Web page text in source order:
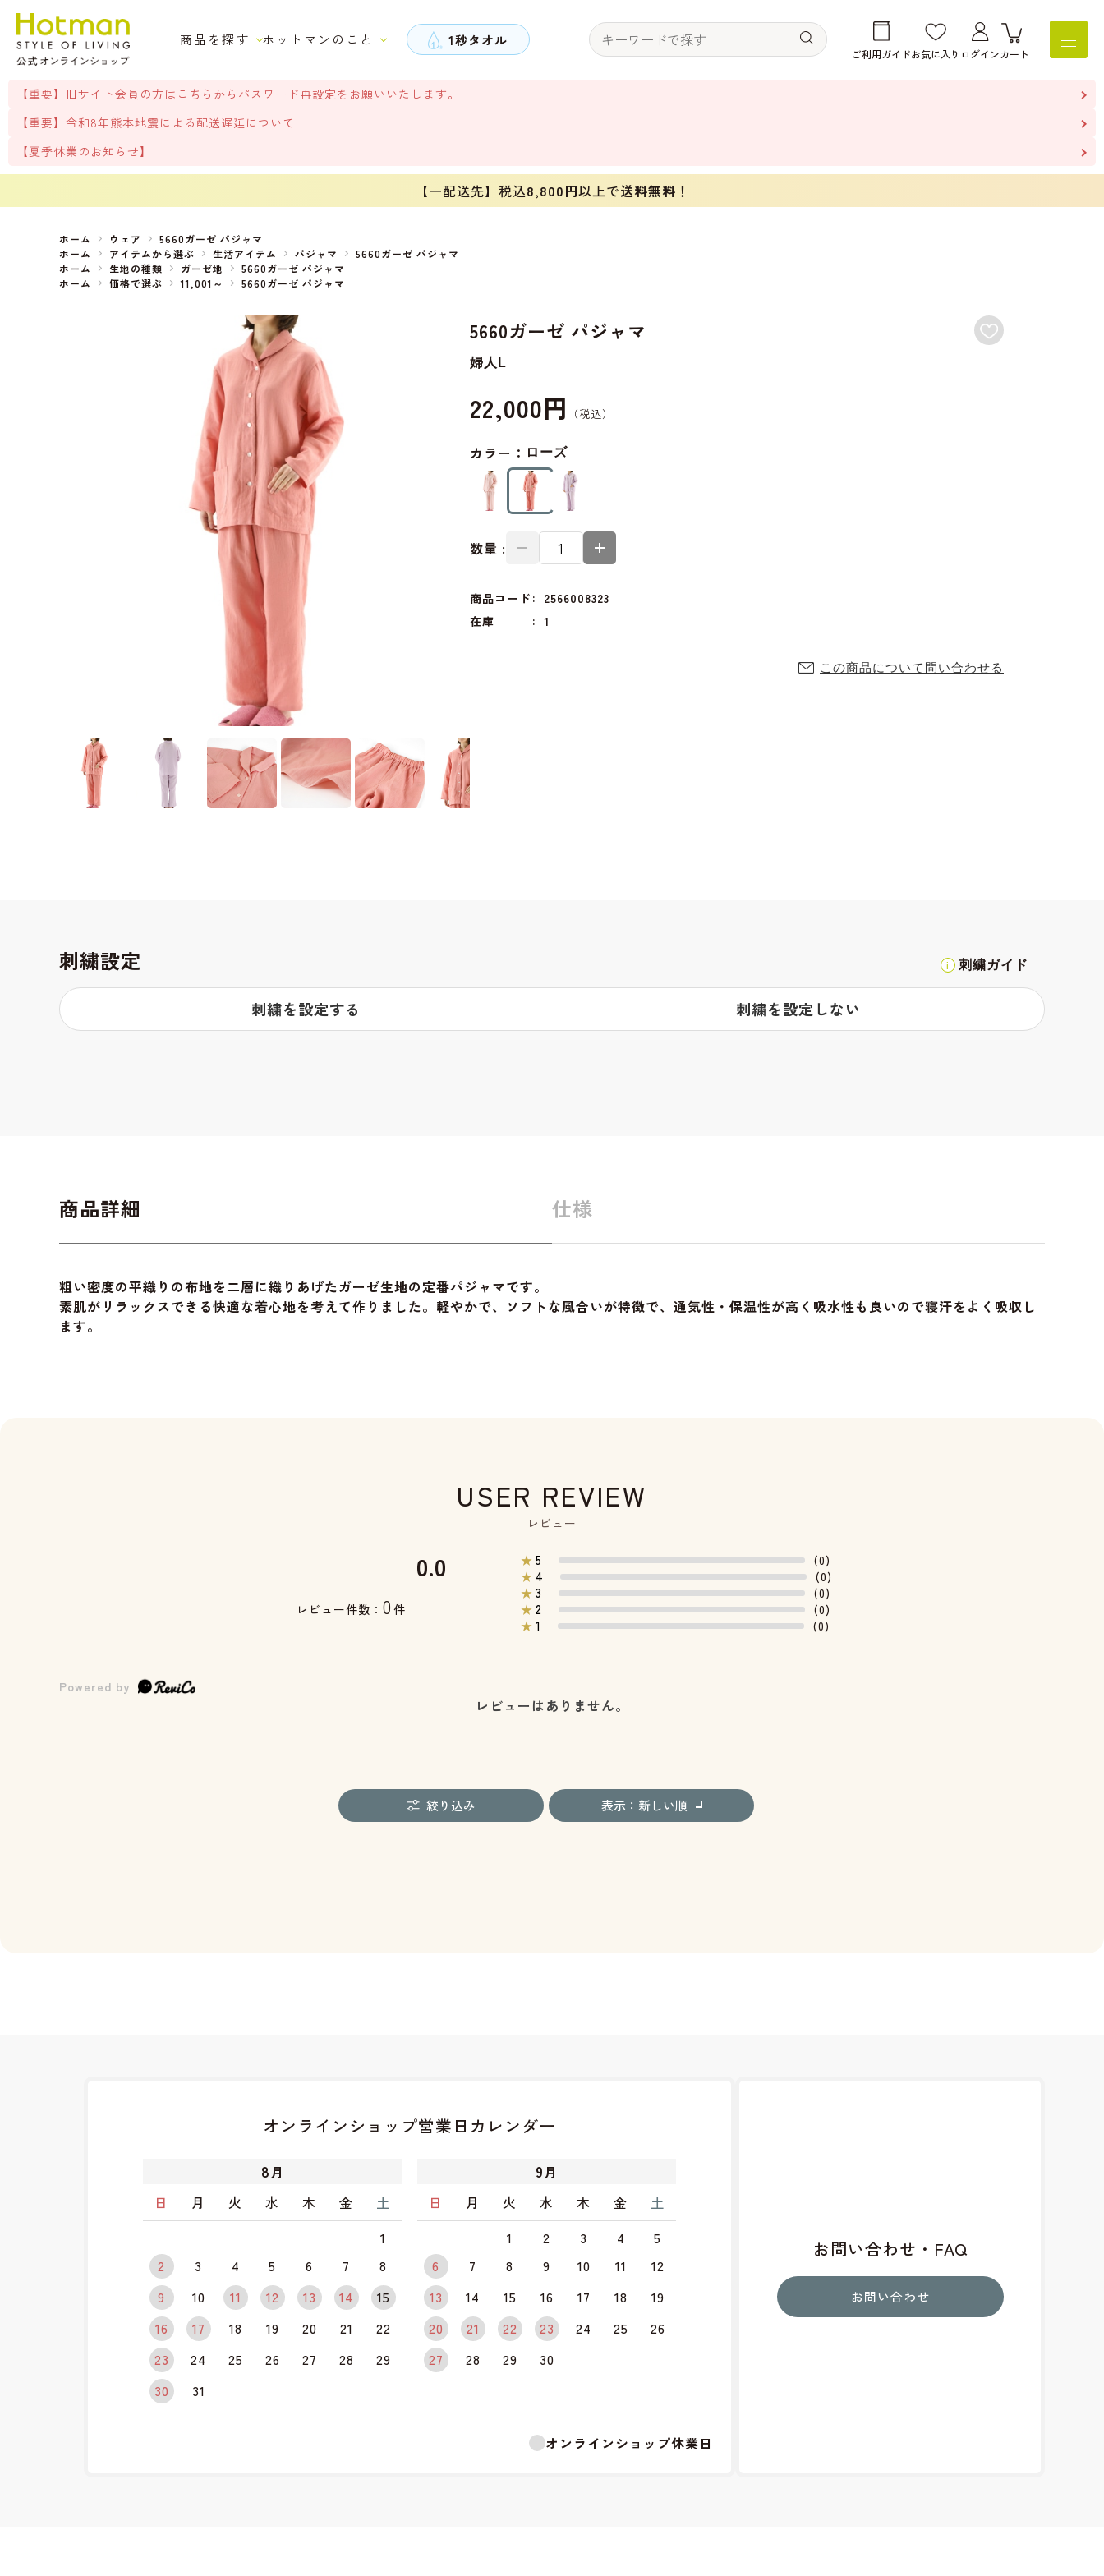
商品を探す ホットマンのこと 1秒タオル
ご利用ガイドお気に入り ログインカート
【重要】旧サイト会員の方はこちらからパスワード再設定をお願いいたします。
【重要】令和8年熊本地震による配送遅延について
【夏季休業のお知らせ】
【一配送先】税込8,800円以上で送料無料！
ホーム ウェア
5660ガーゼ パジャマ
ホーム
アイテムから選ぶ 生活アイテム パジャマ
5660ガーゼ パジャマ
ホーム
生地の種類 ガーゼ地
5660ガーゼ パジャマ
ホーム
価格で選ぶ 11,001～ 5660ガーゼ パジャマ
5660ガーゼ パジャマ
婦人L
22,000円
カラー： ローズ
数量 :
商品コード
2566008323
在庫
1
この商品について問い合わせる
刺繍設定 刺繍ガイド
刺繍を設定する 刺繍を設定しない
商品詳細 仕様
粗い密度の平織りの布地を二層に織りあげたガーゼ生地の定番パジャマです。
素肌がリラックスできる快適な着心地を考えて作りました。軽やかで、ソフトな風合いが特徴で、通気性・保温性が高く吸水性も良いので寝汗をよく吸収し
ます。
USER REVIEW
レビュー
0.0
レビュー件数： 0 件
★ 5
(0)
★ 4
(0)
★ 3
(0)
★ 2
(0)
★ 1 (0)
レビューはありません。
絞り込み 表示：新しい順
お問い合わせ・FAQ
お問い合わせ
オンラインショップ営業日カレンダー
8月
日
月 火 水 木 金
土
1
2
3 4 5 6 7
8
9
10 11 12 13 14
15
16
17 18 19 20 21
22
23
24 25 26 27 28
29
30
31
9月
日
月 火 水 木 金
土
1
2 3 4
5
6
7 8 9 10 11
12
13
14 15 16 17 18
19
20
21 22 23 24 25
26
27
28 29 30
オンラインショップ休業日